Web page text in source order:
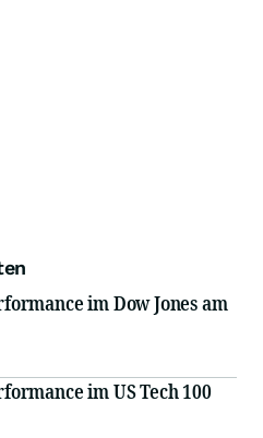
im Dow Jones am
im US Tech 100